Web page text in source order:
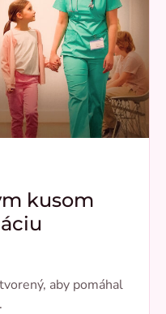
kusom
aby pomáhal